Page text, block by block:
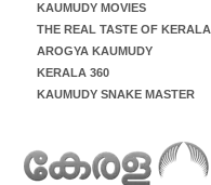
KAUMUDY MOVIES
THE REAL TASTE OF KERALA
AROGYA KAUMUDY
KERALA 360
KAUMUDY SNAKE MASTER